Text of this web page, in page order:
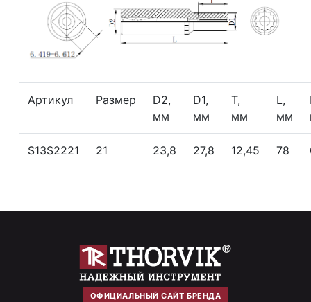
Артикул Размер
D2,
мм
D1,
мм
T,
мм
L,
мм
S13S2221 21 23,8 27,8 12,45 78
ОФИЦИАЛЬНЫЙ САЙТ БРЕНДА